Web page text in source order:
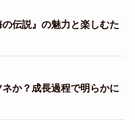
伝説』の魅力と楽しむた
か？成長過程で明らかに